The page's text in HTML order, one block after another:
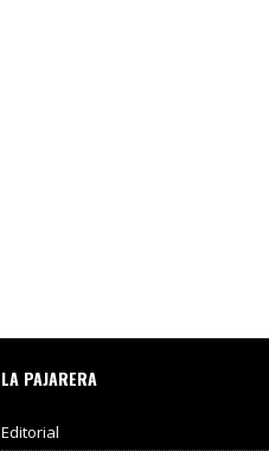
LA PAJARERA
Editorial